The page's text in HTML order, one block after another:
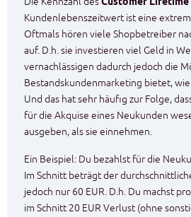
Kundenlebenszeitwert ist eine
Oftmals hören viele Shopbetreiber
auf. D.h. sie investieren viel Geld in
vernachlässigen dadurch jedoch die
Bestandskundenmarketing bietet, wie
Und das hat sehr häufig zur Folge,
für die Akquise eines Neukunden
ausgeben, als sie einnehmen.
Ein Beispiel: Du bezahlst für die
Im Schnitt beträgt der
jedoch nur 60 EUR. D.h. Du machst
im Schnitt 20 EUR Verlust (ohne